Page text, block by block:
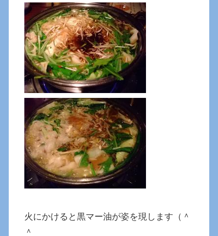
火にかけると黒マー油が姿を現します（＾
＾